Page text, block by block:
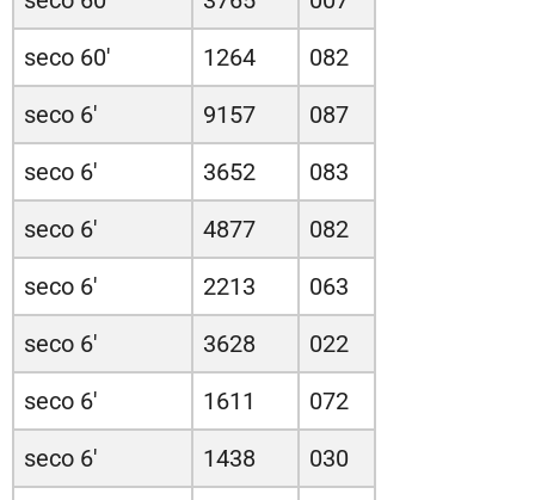
seco 60'
1264
082
seco 6'
9157
087
seco 6'
3652
083
seco 6'
4877
082
seco 6'
2213
063
seco 6'
3628
022
seco 6'
1611
072
seco 6'
1438
030